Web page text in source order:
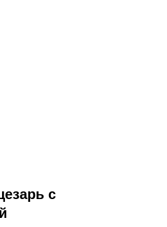
с